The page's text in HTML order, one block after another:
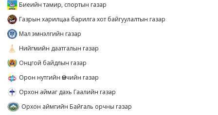
Биеийн тамир, спортын газар
Газрын харилцаа барилга хот байгуулалтын газар
Мал эмнэлгийн газар
Нийгмийн даатгалын газар
Онцгой байдлын газар
Орон нутгийн Өмчийн газар
Орхон аймаг дахь Гаалийн газар
Орхон аймгийн Байгаль орчны газар